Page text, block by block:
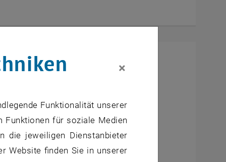
×
Funktionalität unserer
Funktionen für soziale Medien
die jeweiligen Dienstanbieter
Website finden Sie in unserer